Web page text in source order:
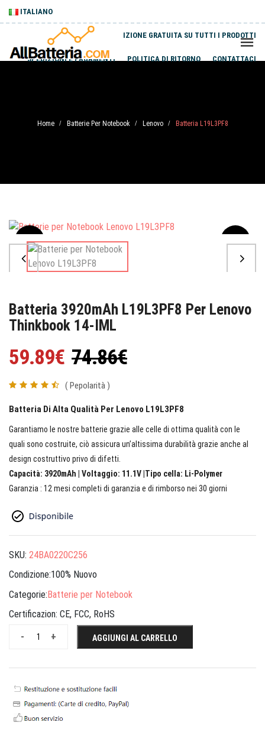
ITALIANO
SPEDIZIONE GRATUITA SU TUTTI I PRODOTTI
SPEDIZIONI E PAGAMENTI POLITICA DI RITORNO CONTATTACI
Home / Batterie Per Notebook / Lenovo / Batteria L19L3PF8
Sale
Batteria 3920mAh L19L3PF8 Per Lenovo
Thinkbook 14-IML
59.89€ 74.86€
( Pepolarità )
Batteria Di Alta Qualità Per Lenovo L19L3PF8
Garantiamo le nostre batterie grazie alle celle di ottima qualità con le
quali sono costruite, ciò assicura un’altissima durabilità grazie anche al
design costruttivo privo di difetti.
Capacità: 3920mAh | Voltaggio: 11.1V |Tipo cella: Li-Polymer
Garanzia : 12 mesi completi di garanzia e di rimborso nei 30 giorni
SKU: 24BA0220C256
Condizione:100% Nuovo
Categorie:Batterie per Notebook
Certificazion: CE, FCC, RoHS
+
- AGGIUNGI AL CARRELLO